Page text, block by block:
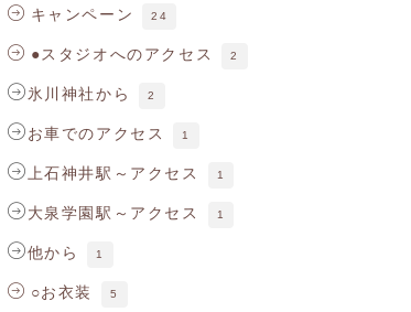
キャンペーン 24
●スタジオへのアクセス 2
氷川神社から 2
お車でのアクセス 1
上石神井駅～アクセス 1
大泉学園駅～アクセス 1
他から 1
○お衣装 5